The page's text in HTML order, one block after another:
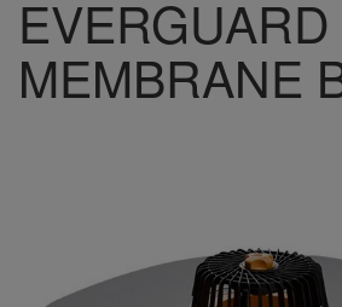
EVERGUARD
MEMBRANE